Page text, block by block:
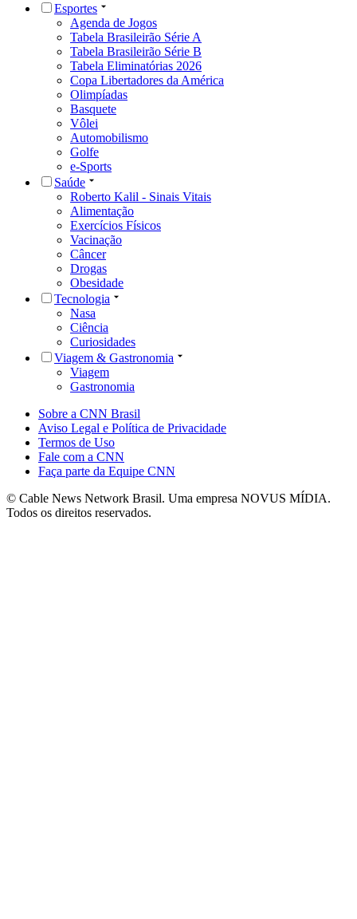
Esportes
Agenda de Jogos
Tabela Brasileirão Série A
Tabela Brasileirão Série B
Tabela Eliminatórias 2026
Copa Libertadores da América
Olimpíadas
Basquete
Vôlei
Automobilismo
Golfe
e-Sports
Saúde
Roberto Kalil - Sinais Vitais
Alimentação
Exercícios Físicos
Vacinação
Câncer
Drogas
Obesidade
Tecnologia
Nasa
Ciência
Curiosidades
Viagem & Gastronomia
Viagem
Gastronomia
Sobre a CNN Brasil
Aviso Legal e Política de Privacidade
Termos de Uso
Fale com a CNN
Faça parte da Equipe CNN
© Cable News Network Brasil. Uma empresa NOVUS MÍDIA.
Todos os direitos reservados.